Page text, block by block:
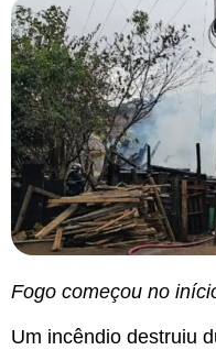
Fogo começou no
Um incêndio destruiu